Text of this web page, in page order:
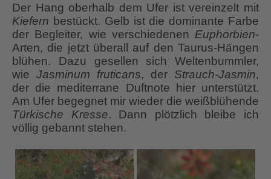
Der Hang oberhalb dem Ufer ist vereinzelt mit
Kiefern bestückt. Gelb ist die dominante Farbe
der Begleiter, wie verschiedenen Euphorbien-
Arten, die jetzt überall auf den Taurus-Hängen
blühen. Dazu gesellen sich Weltenbummler,
wie Jasminum fruticans, der Strauch-Jasmin,
der die mediterrane Duftnote hier unterstützt.
Am Ufer begegnet mir wieder die weißblühende
Türkische Kresse. Dann plötzlich bleibe ich
völlig gebannt stehen.